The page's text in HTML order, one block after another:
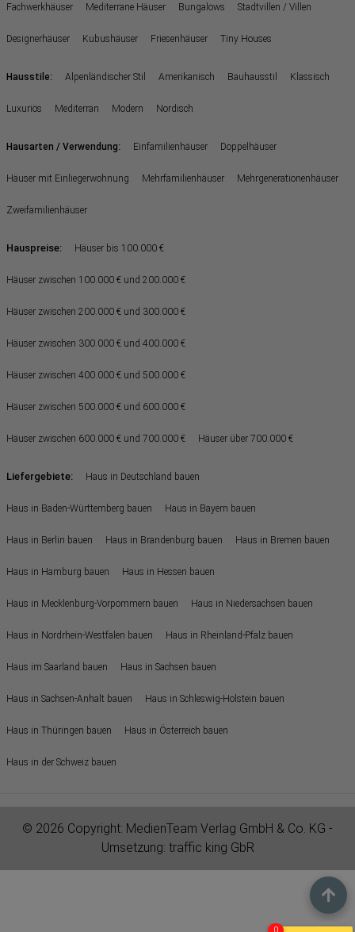
Fachwerkhäuser Mediterrane Häuser Bungalows Stadtvillen / Villen
Designerhäuser Kubushäuser Friesenhäuser Tiny Houses
Hausstile: Alpenländischer Stil Amerikanisch Bauhausstil Klassisch
Luxuriös Mediterran Modern Nordisch
Hausarten / Verwendung: Einfamilienhäuser Doppelhäuser
Häuser mit Einliegerwohnung Mehrfamilienhäuser Mehrgenerationenhäuser
Zweifamilienhäuser
Hauspreise: Häuser bis 100.000 €
Häuser zwischen 100.000 € und 200.000 €
Häuser zwischen 200.000 € und 300.000 €
Häuser zwischen 300.000 € und 400.000 €
Häuser zwischen 400.000 € und 500.000 €
Häuser zwischen 500.000 € und 600.000 €
Häuser zwischen 600.000 € und 700.000 € Häuser über 700.000 €
Liefergebiete: Haus in Deutschland bauen
Haus in Baden-Württemberg bauen Haus in Bayern bauen
Haus in Berlin bauen Haus in Brandenburg bauen Haus in Bremen bauen
Haus in Hamburg bauen Haus in Hessen bauen
Haus in Mecklenburg-Vorpommern bauen Haus in Niedersachsen bauen
Haus in Nordrhein-Westfalen bauen Haus in Rheinland-Pfalz bauen
Haus im Saarland bauen Haus in Sachsen bauen
Haus in Sachsen-Anhalt bauen Haus in Schleswig-Holstein bauen
Haus in Thüringen bauen Haus in Österreich bauen
Haus in der Schweiz bauen
© 2026 Copyright: MedienTeam Verlag GmbH & Co. KG -
Umsetzung: traffic king GbR